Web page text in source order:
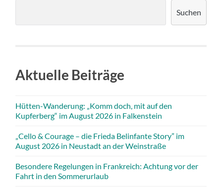
Suchen
Aktuelle Beiträge
Hütten-Wanderung: „Komm doch, mit auf den
Kupferberg“ im August 2026 in Falkenstein
„Cello & Courage – die Frieda Belinfante Story” im
August 2026 in Neustadt an der Weinstraße
Besondere Regelungen in Frankreich: Achtung vor der
Fahrt in den Sommerurlaub